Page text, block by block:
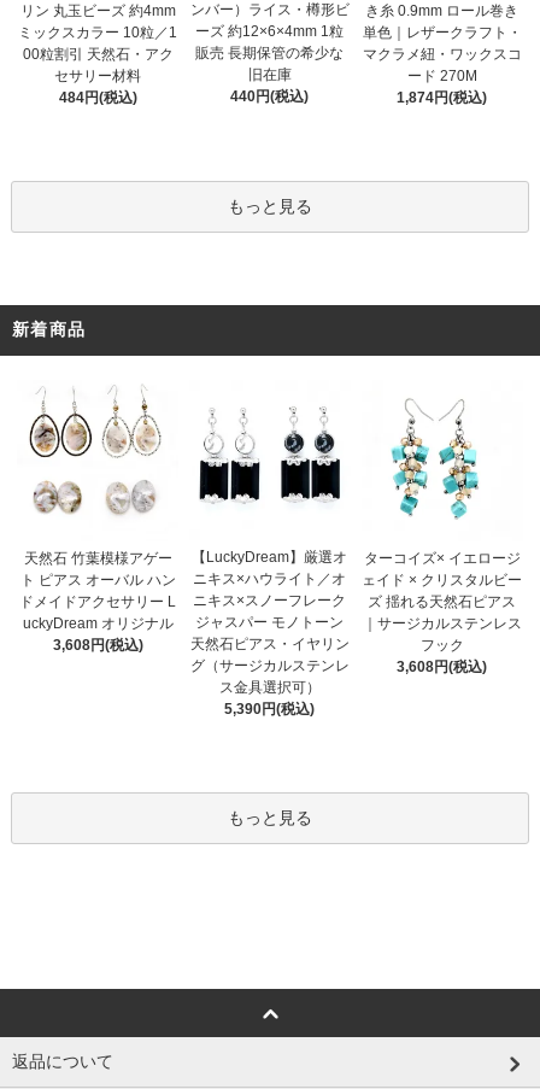
リン 丸玉ビーズ 約4mm
ミックスカラー 10粒／1
00粒割引 天然石・アク
セサリー材料
484円(税込)
ンバー）ライス・樽形ビ
ーズ 約12×6×4mm 1粒
販売 長期保管の希少な
旧在庫
440円(税込)
き糸 0.9mm ロール巻き
単色｜レザークラフト・
マクラメ紐・ワックスコ
ード 270M
1,874円(税込)
もっと見る
新着商品
天然石 竹葉模様アゲー
ト ピアス オーバル ハン
ドメイドアクセサリー L
uckyDream オリジナル
3,608円(税込)
【LuckyDream】厳選オ
ニキス×ハウライト／オ
ニキス×スノーフレーク
ジャスパー モノトーン
天然石ピアス・イヤリン
グ（サージカルステンレ
ス金具選択可）
5,390円(税込)
ターコイズ× イエロージ
ェイド × クリスタルビー
ズ 揺れる天然石ピアス
｜サージカルステンレス
フック
3,608円(税込)
もっと見る
返品について